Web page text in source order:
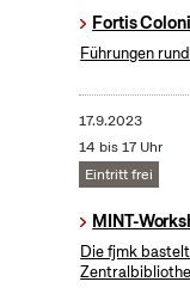
Fortis
Führungen
17.9.2023
14 bis 17 Uhr
Eintritt frei
MINT-
Die fjmk